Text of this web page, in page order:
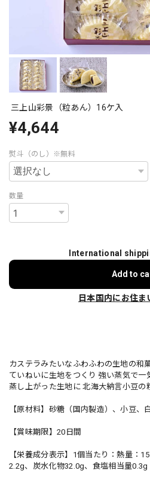
三上山彩景（粒あん）16ケ入
¥4,644
熨斗（のし）※無料
数量
International
Add to
日本国内にお住ま
カステラみたいなふわふわの生地の和
ていねいに生地をつくり 強い蒸気で一
蒸し上がった生地に 北海大納言小豆の
【原材料】砂糖（国内製造）、小豆、
【賞味期限】20日間
【栄養成分表示】1個当たり：熱量：
2.2g、炭水化物32.0g、食塩相当量